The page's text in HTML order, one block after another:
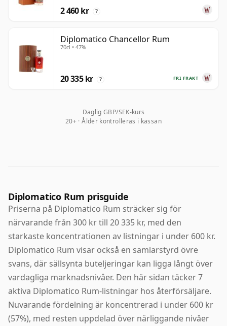
2 460 kr ?
Diplomatico Chancellor Rum
70cl • 47%
FRI FRAKT
20 335 kr ?
Daglig GBP/SEK-kurs
20+ · Ålder kontrolleras i kassan
Diplomatico Rum prisguide
Priserna på Diplomatico Rum sträcker sig för
närvarande från 300 kr till 20 335 kr, med den
starkaste koncentrationen av listningar i under 600 kr.
Diplomatico Rum visar också en samlarstyrd övre
svans, där sällsynta buteljeringar kan ligga långt över
vardagliga marknadsnivåer. Den här sidan täcker 7
aktiva Diplomatico Rum-listningar hos återförsäljare.
Nuvarande fördelning är koncentrerad i under 600 kr
(57%), med resten uppdelad över närliggande nivåer